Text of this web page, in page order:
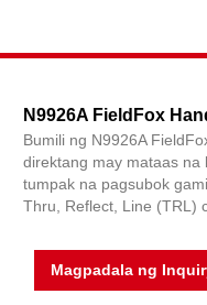
N9926A FieldFox
Bumili ng N9926A
direktang may mataas na
tumpak na pagsubok
Thru, Reflect, Line (TRL)
Magpadala ng